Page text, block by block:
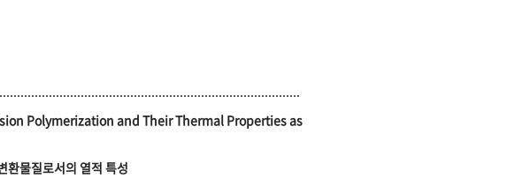
Polymerization and Their Thermal Properties as
환물질로서의 열적 특성